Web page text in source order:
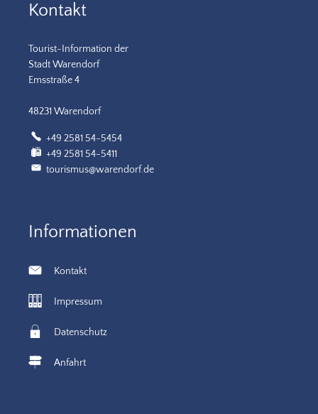
Kontakt
Tourist-Information der
Stadt Warendorf
Emsstraße 4
48231 Warendorf
+49 2581 54-5454
+49 2581 54-5411
tourismus@warendorf.de
Informationen
Kontakt
Impressum
Datenschutz
Anfahrt